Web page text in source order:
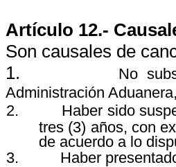
Artículo 12.-
Son causales de
1.
No
Administración
2. Haber sido
tres (3) años, con
de acuerdo a lo
3.
Haber